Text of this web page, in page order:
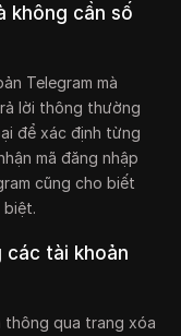
không cần số
Telegram mà
lời thông thường
để xác định từng
mã đăng nhập
cũng cho biết
biệt.
các tài khoản
thông qua trang xóa